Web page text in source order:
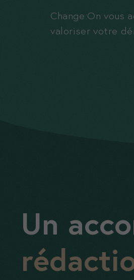
Change:On vous
valoriser votre
Un